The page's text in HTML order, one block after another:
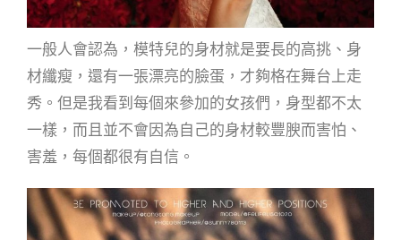
一般人會認為，模特兒的身材就是要長的高挑、身
材纖瘦，還有一張漂亮的臉蛋，才夠格在舞台上走
秀。但是我看到每個來參加的女孩們，身型都不太
一樣，而且並不會因為自己的身材較豐腴而害怕、
害羞，每個都很有自信。